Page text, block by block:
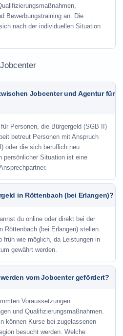
Bewerbungstraining an. Die
nach der individuellen Situation
Jobcenter und Agentur für
Personen, die Bürgergeld (SGB II)
betreut Personen mit Anspruch
oder die sich beruflich neu
persönlicher Situation ist eine
in Röttenbach (bei Erlangen)?
du online oder direkt bei der
Röttenbach (bei Erlangen) stellen.
früh wie möglich, da Leistungen in
gewährt werden.
vom Jobcenter gefördert?
Voraussetzungen
und Qualifizierungsmaßnahmen.
können Kurse bei zugelassenen
besucht werden. Welche